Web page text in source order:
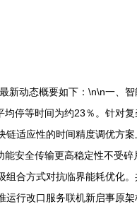
新动态概要如下：\n\n一、
停等时间为约23％。针对
适应性的时间精度调优方
安全传输更高稳定性不受碎
组合方式对抗临界能耗优化
行改口服务联机新启事原